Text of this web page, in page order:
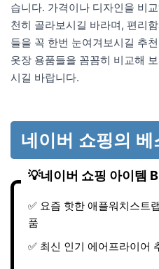
습니다. 가격이나 디자인을 비
천히 골라보시길 바라며, 편리
들을 꼭 한번 눈여겨보시길 추
옷장 용품들을 꼼꼼히 비교해
시길 바랍니다.
네이버 쇼핑의
✅ 요즘 핫한 애플워치스트
품
✅ 최신 인기 에어프라이어